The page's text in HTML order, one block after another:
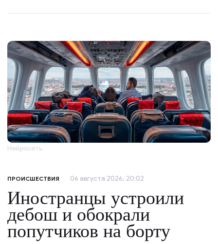
Нейросеть
ПРОИСШЕСТВИЯ 06 августа 2026, 20:02
Иностранцы устроили
дебош и обокрали
попутчиков на борту